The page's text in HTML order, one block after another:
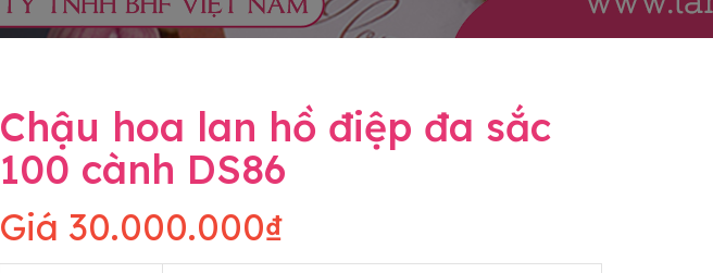
Chậu hoa lan hồ điệp đa sắc
100 cành DS86
Giá 30.000.000₫